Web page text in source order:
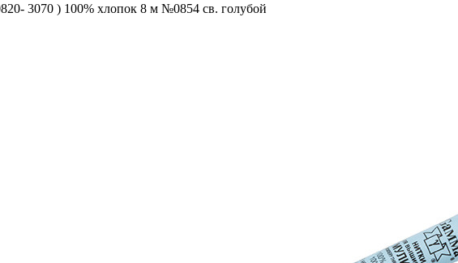
3070 ) 100% хлопок 8 м №0854 св. голубой